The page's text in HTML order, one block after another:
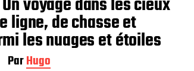
ligne, de chasse et
les nuages et étoiles
ParHugo